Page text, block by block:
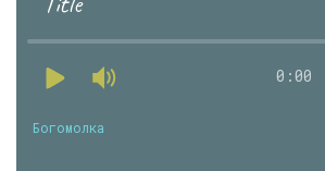
0:00
Богомолка